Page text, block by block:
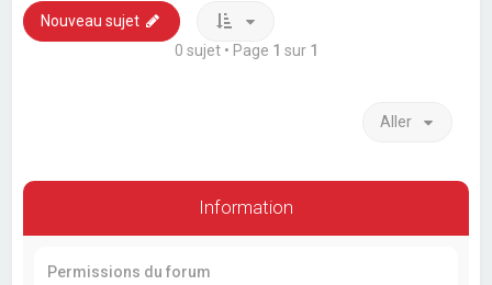
Nouveau sujet
0 sujet • Page 1 sur 1
Aller
Information
Permissions du forum